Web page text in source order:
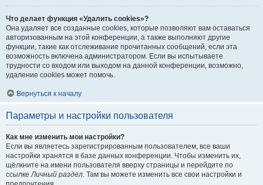
Что делает функция «Удалить cookies»?
Она удаляет все созданные cookies, которые позволяют вам оставаться
авторизованным на этой конференции, а также выполняют другие
функции, такие как отслеживание прочитанных сообщений, если эта
возможность включена администратором. Если вы испытываете
трудности со входом или выходом на данной конференции, возможно,
удаление cookies может помочь.
Вернуться к началу
Параметры и настройки пользователя
Как мне изменить мои настройки?
Если вы являетесь зарегистрированным пользователем, все ваши
настройки хранятся в базе данных конференции. Чтобы изменить их,
щёлкните на имени пользователя вверху страницы и перейдите по
ссылкеЛичный раздел. Там вы можете изменить все свои настройки и